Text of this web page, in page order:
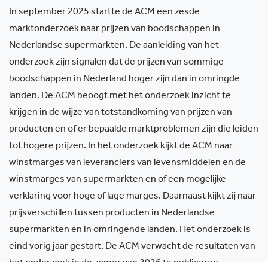
In september 2025 startte de ACM een zesde
marktonderzoek naar prijzen van boodschappen in
Nederlandse supermarkten. De aanleiding van het
onderzoek zijn signalen dat de prijzen van sommige
boodschappen in Nederland hoger zijn dan in omringde
landen. De ACM beoogt met het onderzoek inzicht te
krijgen in de wijze van totstandkoming van prijzen van
producten en of er bepaalde marktproblemen zijn die leiden
tot hogere prijzen. In het onderzoek kijkt de ACM naar
winstmarges van leveranciers van levensmiddelen en de
winstmarges van supermarkten en of een mogelijke
verklaring voor hoge of lage marges. Daarnaast kijkt zij naar
prijsverschillen tussen producten in Nederlandse
supermarkten en in omringende landen. Het onderzoek is
eind vorig jaar gestart. De ACM verwacht de resultaten van